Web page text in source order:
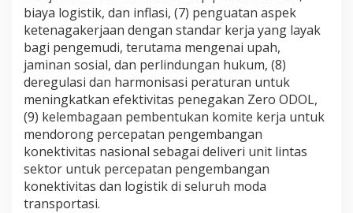
biaya logistik, dan inflasi, (7) penguatan aspek
ketenagakerjaan dengan standar kerja yang layak
bagi pengemudi, terutama mengenai upah,
jaminan sosial, dan perlindungan hukum, (8)
deregulasi dan harmonisasi peraturan untuk
meningkatkan efektivitas penegakan Zero ODOL,
(9) kelembagaan pembentukan komite kerja untuk
mendorong percepatan pengembangan
konektivitas nasional sebagai deliveri unit lintas
sektor untuk percepatan pengembangan
konektivitas dan logistik di seluruh moda
transportasi.